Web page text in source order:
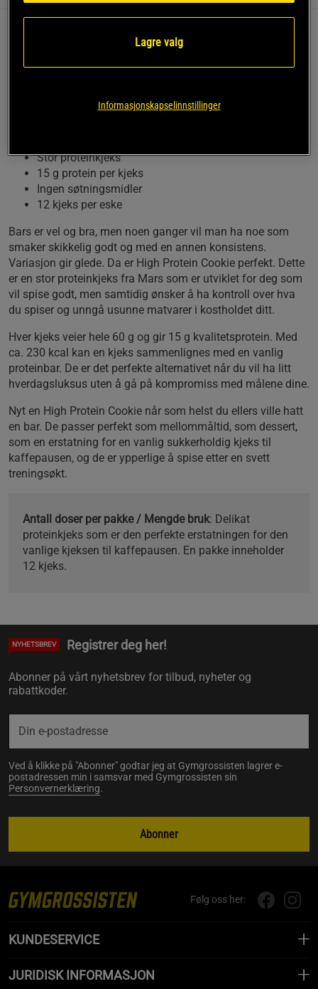
Varier proteinbarene dine med en proteinkjeks. High
vanlige proteinbarer og en perfekt erstatning for
Stor proteinkjeks
15 g protein per kjeks
Ingen søtningsmidler
12 kjeks per eske
Bars er vel og bra, men noen ganger vil man ha noe som
smaker skikkelig godt og med en annen konsistens.
Variasjon gir glede. Da er High Protein Cookie perfekt. Dette
er en stor proteinkjeks fra Mars som er utviklet for deg som
vil spise godt, men samtidig ønsker å ha kontroll over hva
du spiser og unngå usunne matvarer i kostholdet ditt.
Hver kjeks veier hele 60 g og gir 15 g kvalitetsprotein. Med
ca. 230 kcal kan en kjeks sammenlignes med en vanlig
proteinbar. De er det perfekte alternativet når du vil ha litt
hverdagsluksus uten å gå på kompromiss med målene dine.
Nyt en High Protein Cookie når som helst du ellers ville hatt
en bar. De passer perfekt som mellommåltid, som dessert,
som en erstatning for en vanlig sukkerholdig kjeks til
kaffepausen, og de er ypperlige å spise etter en svett
treningsøkt.
Antall doser per pakke / Mengde bruk: Delikat
proteinkjeks som er den perfekte erstatningen for den
vanlige kjeksen til kaffepausen. En pakke inneholder
12 kjeks.
NYHETSBREV Registrer deg her!
Abonner på vårt nyhetsbrev for tilbud, nyheter og
rabattkoder.
Ved å klikke på "Abonner" godtar jeg at Gymgrossisten lagrer e-
postadressen min i samsvar med Gymgrossisten sin
Personvernerklæring.
Abonner
Følg oss her:
KUNDESERVICE
JURIDISK INFORMASJON
Lagre valg
Informasjonskapselinnstillinger